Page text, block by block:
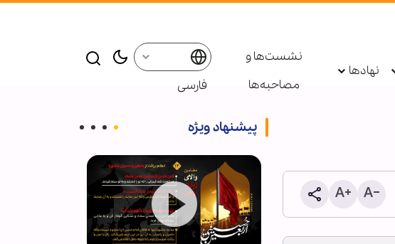
نهادها
نشست‌ها و
مصاحبه‌ها
فارسی
پیشنهاد ویژه